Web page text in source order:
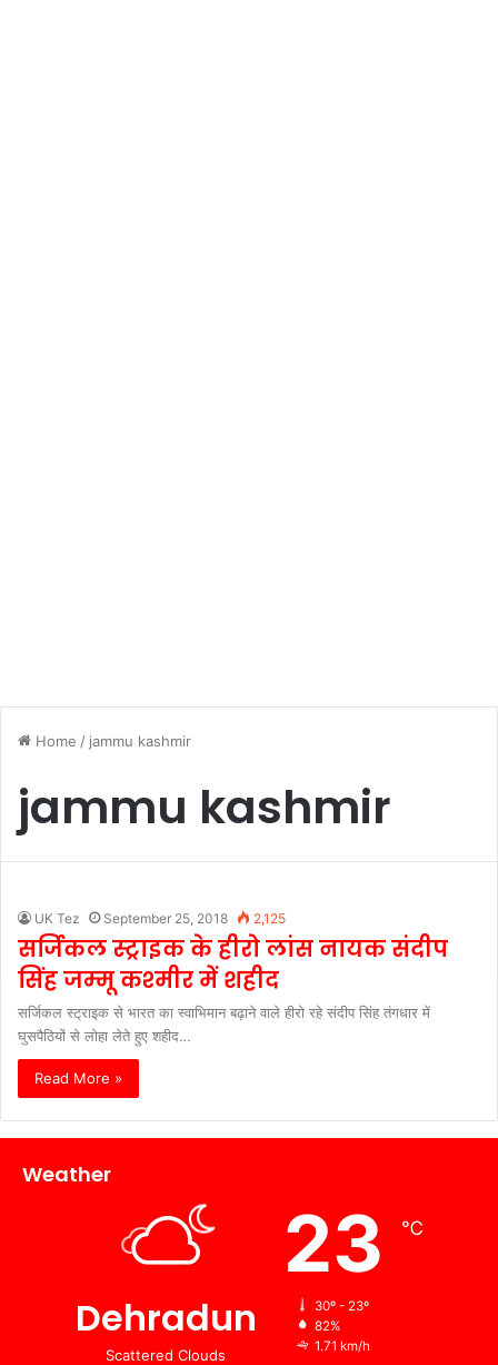
Home / jammu kashmir
jammu kashmir
UK Tez September 25, 2018 2,125
सर्जिकल स्ट्राइक के हीरो लांस नायक संदीप
सिंह जम्‍मू कश्‍मीर में शहीद
सर्जिकल स्‍ट्राइक से भारत का स्‍वाभ‍िमान बढ़ाने वाले हीरो रहे संदीप सिंह तंगधार में
घुसपैठियों से लोहा लेते हुए शहीद…
Read More »
Weather
Dehradun
Scattered Clouds
23 ℃
30º - 23º
82%
1.71 km/h